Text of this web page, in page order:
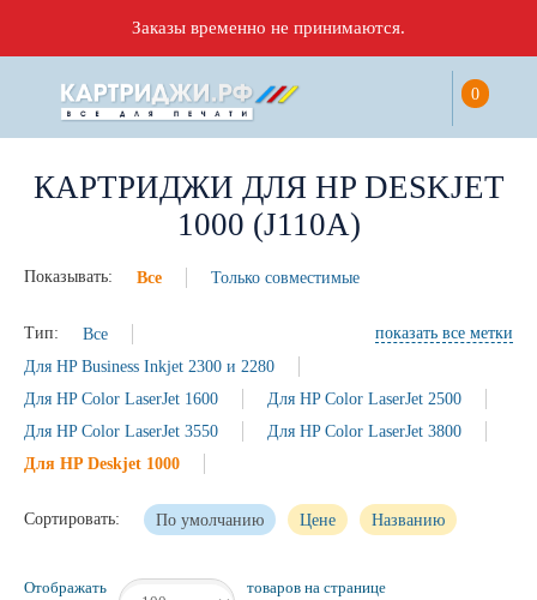
Заказы временно не принимаются.
0
КАРТРИДЖИ ДЛЯ HP DESKJET
1000 (J110A)
Показывать: Все Только совместимые
показать все метки
Тип:
Все
Для HP Business Inkjet 2300 и 2280
Для HP Color LaserJet 1600
Для HP Color LaserJet 2500
Для HP Color LaserJet 3550
Для HP Color LaserJet 3800
Для HP Deskjet 1000
Сортировать: По умолчанию Цене Названию
Отображать товаров на странице